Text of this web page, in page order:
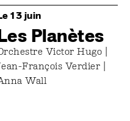
13 juin
Planètes
Victor Hugo |
François Verdier |
Wall